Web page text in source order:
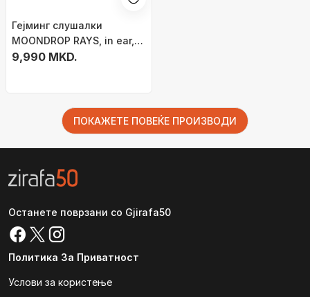
Гејминг слушалки
MOONDROP RAYS, in ear,
USB C DSP, црни
9,990 MKD.
ПОКАЖЕТЕ ПОВЕЌЕ ПРОИЗВОДИ
Останете поврзани со Gjirafa50
Политика За Приватност
Услови за користење